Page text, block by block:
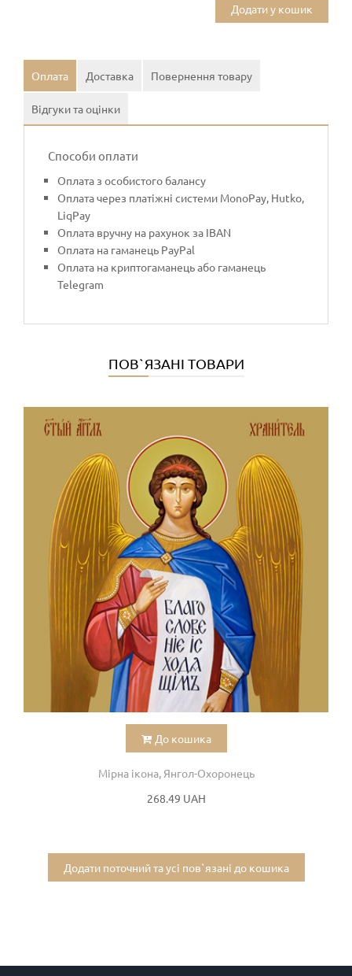
Додати у кошик
Оплата Доставка Повернення товару
Відгуки та оцінки
Способи оплати
Оплата з особистого балансу
Оплата через платіжні системи MonoPay, Hutko,
LiqPay
Оплата вручну на рахунок за IBAN
Оплата на гаманець PayPal
Оплата на криптогаманець або гаманець
Telegram
ПОВ`ЯЗАНІ ТОВАРИ
До кошика
Мірна ікона, Янгол-Охоронець
268.49 UAH
Додати поточний та усі пов`язані до кошика